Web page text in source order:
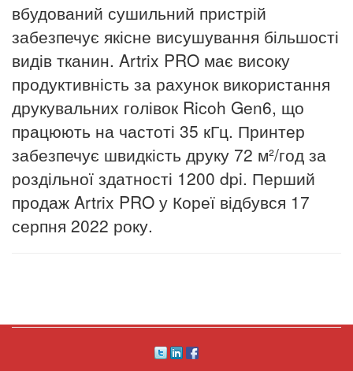
вбудований сушильний пристрій
забезпечує якісне висушування більшості
видів тканин. Artrix PRO має високу
продуктивність за рахунок використання
друкувальних голівок Ricoh Gen6, що
працюють на частоті 35 кГц. Принтер
забезпечує швидкість друку 72 м²/год за
роздільної здатності 1200 dpi. Перший
продаж Artrix PRO у Кореї відбувся 17
серпня 2022 року.